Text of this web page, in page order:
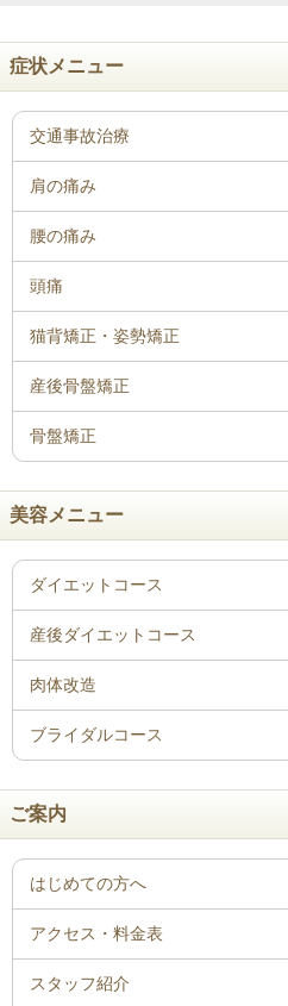
症状メニュー
骨盤矯正
美容メニュー
ご案内
はじめての方へ
アクセス・料金表
スタッフ紹介